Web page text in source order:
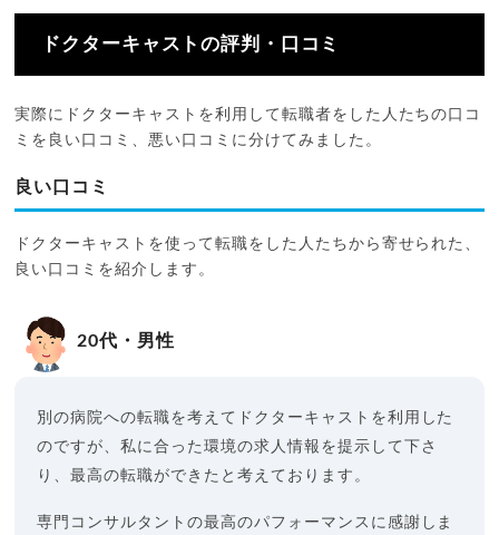
ドクターキャストの評判・口コミ
実際にドクターキャストを利用して転職者をした人たちの口コ
ミを良い口コミ、悪い口コミに分けてみました。
良い口コミ
ドクターキャストを使って転職をした人たちから寄せられた、
良い口コミを紹介します。
20代・男性
別の病院への転職を考えてドクターキャストを利用した
のですが、私に合った環境の求人情報を提示して下さ
り、最高の転職ができたと考えております。
専門コンサルタントの最高のパフォーマンスに感謝しま